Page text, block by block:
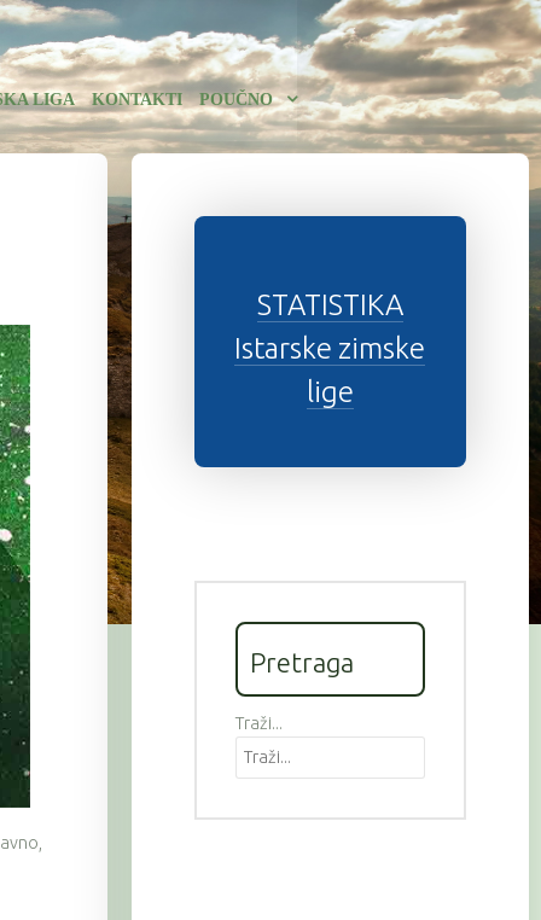
LIGA KONTAKTI POUČNO
STATISTIKA
Istarske zimske
lige
Pretraga
Traži...